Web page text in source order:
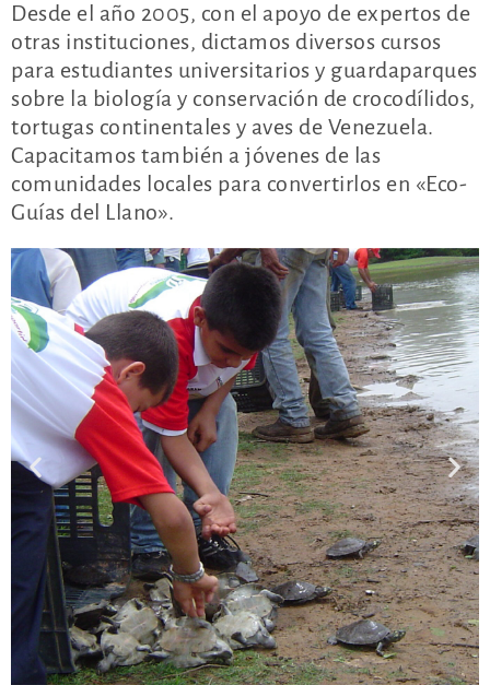
Desde el año 2005, con el apoyo de expertos de
otras instituciones, dictamos diversos cursos
para estudiantes universitarios y guardaparques
sobre la biología y conservación de crocodílidos,
tortugas continentales y aves de Venezuela.
Capacitamos también a jóvenes de las
comunidades locales para convertirlos en «Eco-
Guías del Llano».